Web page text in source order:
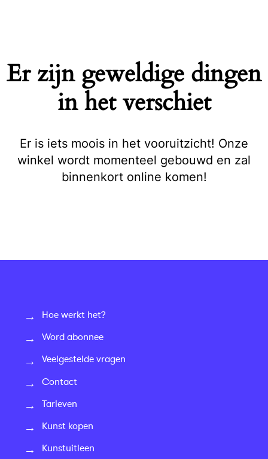
Er zijn geweldige dingen
in het verschiet
Er is iets moois in het vooruitzicht! Onze
winkel wordt momenteel gebouwd en zal
binnenkort online komen!
Hoe werkt het?
Word abonnee
Veelgestelde vragen
Contact
Tarieven
Kunst kopen
Kunstuitleen